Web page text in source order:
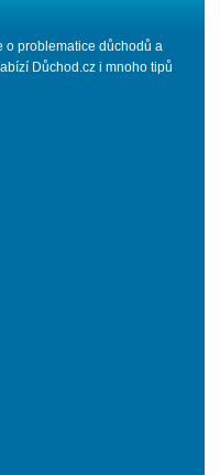
o problematice důchodů a
Důchod.cz i mnoho tipů